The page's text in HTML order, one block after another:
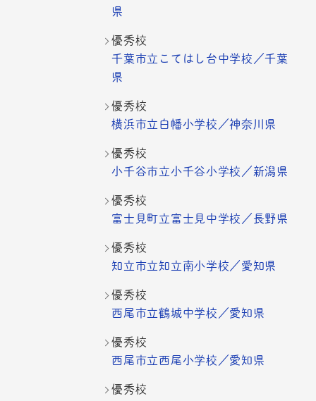
県
優秀校
千葉市立こてはし台中学校／千葉
県
優秀校
横浜市立白幡小学校／神奈川県
優秀校
小千谷市立小千谷小学校／新潟県
優秀校
富士見町立富士見中学校／長野県
優秀校
知立市立知立南小学校／愛知県
優秀校
西尾市立鶴城中学校／愛知県
優秀校
西尾市立西尾小学校／愛知県
優秀校